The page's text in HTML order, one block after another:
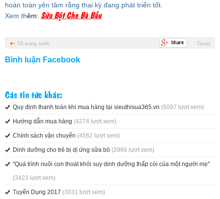
hoàn toàn yên tâm rằng thai kỳ đang phát triển tốt.
Xem thêm: Sữa Bột Cho Bà Bầu
Về trang trước Tweet
Bình luận Facebook
Các tin tức khác:
Quy định thanh toán khi mua hàng tại sieuthisua365.vn (5097 lượt xem)
Hướng dẫn mua hàng (4274 lượt xem)
Chính sách vận chuyển (4562 lượt xem)
Dinh dưỡng cho trẻ bị dị ứng sữa bò (2966 lượt xem)
"Quá trình nuôi con thoát khỏi suy dinh dưỡng thấp còi của một người mẹ"
(3423 lượt xem)
Tuyển Dụng 2017 (3031 lượt xem)